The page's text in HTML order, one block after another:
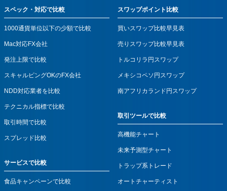
スペック・対応で比較
1000通貨単位以下の少額で比較
Mac対応FX会社
発注上限で比較
スキャルピングOKのFX会社
NDD対応業者を比較
テクニカル指標で比較
取引時間で比較
スプレッド比較
サービスで比較
食品キャンペーンで比較
スワップポイント比較
買いスワップ比較早見表
売りスワップ比較早見表
トルコリラ円スワップ
メキシコペソ円スワップ
南アフリカランド円スワップ
取引ツールで比較
高機能チャート
未来予測型チャート
トラップ系トレード
オートチャーティスト